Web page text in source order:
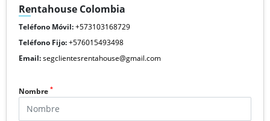
Rentahouse Colombia
Teléfono Móvil:+573103168729
Teléfono Fijo:+576015493498
Email:segclientesrentahouse@gmail.com
Nombre *